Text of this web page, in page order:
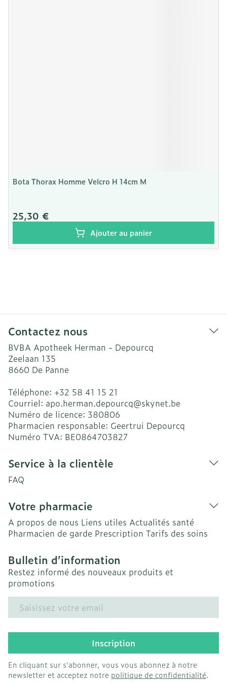
Bota Thorax Homme Velcro H 14cm M
25,30 €
Ajouter au panier
Contactez nous
BVBA Apotheek Herman - Depourcq
Zeelaan 135
8660 De Panne
Téléphone: +32 58 41 15 21
Courriel: apo.herman.depourcq@skynet.be
Numéro de licence: 380806
Pharmacien responsable: Geertrui Depourcq
Numéro TVA: BE0864703827
Service à la clientèle
FAQ
Votre pharmacie
A propos de nous Liens utiles Actualités santé
Pharmacien de garde Prescription Tarifs des soins
Bulletin d’information
Restez informé des nouveaux produits et
promotions
Adresse mail
Inscription
En cliquant sur s'abonner, vous vous abonnez à notre
newsletter et acceptez notre politique de confidentialité.